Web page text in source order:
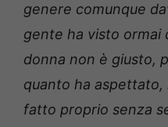
genere comunque
gente ha visto ormai
donna non è giusto,
quanto ha aspettato,
fatto proprio senza